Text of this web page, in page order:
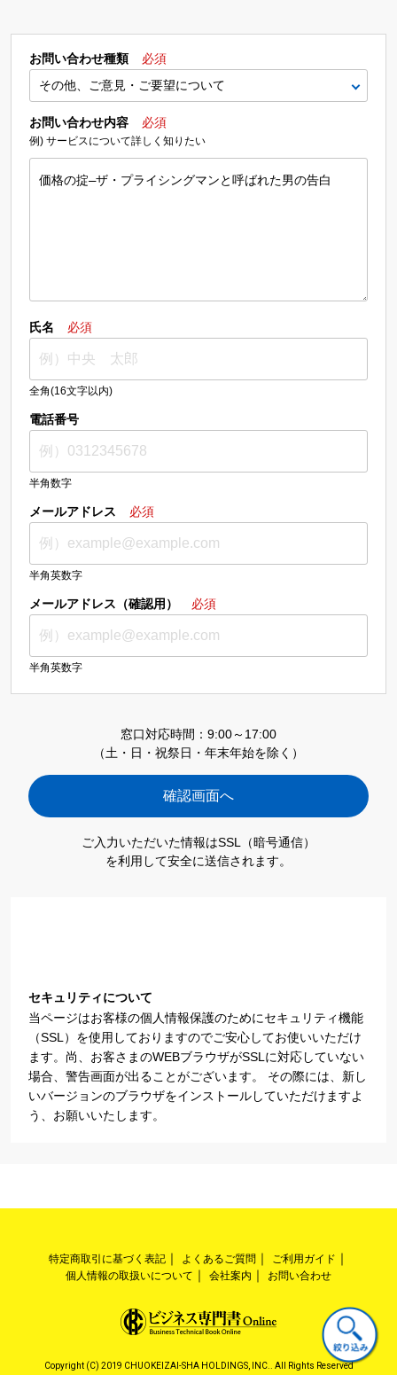
お問い合わせ種類 必須
お問い合わせ内容 必須
例) サービスについて詳しく知りたい
氏名 必須
全角(16文字以内)
電話番号
半角数字
メールアドレス 必須
半角英数字
メールアドレス（確認用） 必須
半角英数字
窓口対応時間：9:00～17:00
（土・日・祝祭日・年末年始を除く）
ご入力いただいた情報はSSL（暗号通信）
を利用して安全に送信されます。
セキュリティについて
当ページはお客様の個人情報保護のためにセキュリティ機能
（SSL）を使用しておりますのでご安心してお使いいただけ
ます。尚、お客さまのWEBブラウザがSSLに対応していない
場合、警告画面が出ることがございます。 その際には、新し
いバージョンのブラウザをインストールしていただけますよ
う、お願いいたします。
特定商取引に基づく表記 よくあるご質問
ご利用ガイド
個人情報の取扱いについて
会社案内 お問い合わせ
Copyright (C) 2019 CHUOKEIZAI-SHA HOLDINGS, INC.. All Rights Reserved